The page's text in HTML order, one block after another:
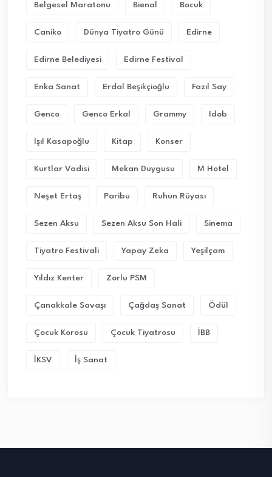
Belgesel Maratonu Bienal Bocuk
Caniko Dünya Tiyatro Günü Edirne
Edirne Belediyesi Edirne Festival
Enka Sanat Erdal Beşikçioğlu Fazıl Say
Genco Genco Erkal Grammy Idob
Işıl Kasapoğlu Kitap Konser
Kurtlar Vadisi Mekan Duygusu M Hotel
Neşet Ertaş Paribu Ruhun Rüyası
Sezen Aksu Sezen Aksu Son Hali Sinema
Tiyatro Festivali Yapay Zeka Yeşilçam
Yıldız Kenter Zorlu PSM
Çanakkale Savaşı Çağdaş Sanat Ödül
Çocuk Korosu Çocuk Tiyatrosu İBB
İKSV İş Sanat